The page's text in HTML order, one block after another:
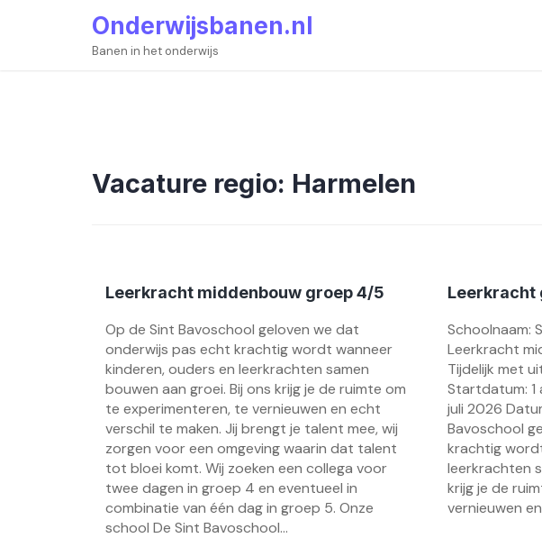
Onderwijsbanen.nl
Banen in het onderwijs
Vacature regio: Harmelen
Leerkracht middenbouw groep 4/5
Op de Sint Bavoschool geloven we dat
onderwijs pas echt krachtig wordt wanneer
kinderen, ouders en leerkrachten samen
bouwen aan groei. Bij ons krijg je de ruimte om
te experimenteren, te vernieuwen en echt
verschil te maken. Jij brengt je talent mee, wij
zorgen voor een omgeving waarin dat talent
tot bloei komt. Wij zoeken een collega voor
twee dagen in groep 4 en eventueel in
combinatie van één dag in groep 5. Onze
school De Sint Bavoschool...
Leerkracht
Schoolnaam:
Leerkracht
Tijdelijk met
Startdatum: 1
juli 2026
Bavoschool
krachtig
leerkrachten
krijg je de
vernieuwen